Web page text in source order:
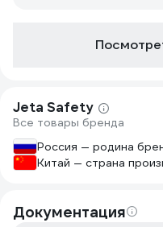
Jeta Safety
Все товары бренда
Россия — родина
Китай — страна
Документация